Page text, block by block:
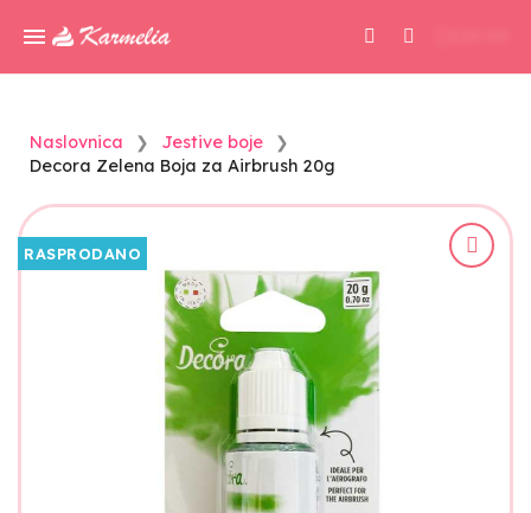
Naslovnica
Jestive boje
Decora Zelena Boja za Airbrush 20g
RASPRODANO